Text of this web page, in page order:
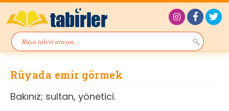
Rüyada emir görmek
Bakınız; sultan, yönetici.